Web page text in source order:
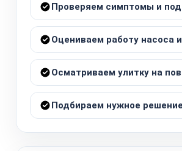
Проверяем симптомы и
Оцениваем работу насоса
Осматриваем улитку на
Подбираем нужное решение